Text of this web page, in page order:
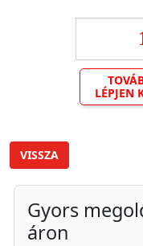
LÉPJEN
VISSZA
Gyors
áron